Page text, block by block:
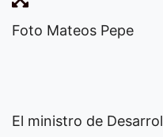
Foto Mateos Pepe
El ministro de